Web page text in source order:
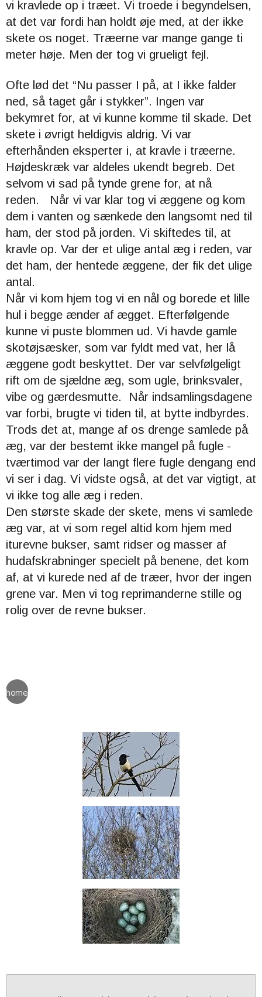
vi kravlede op i træet. Vi troede i begyndelsen,
at det var fordi han holdt øje med, at der ikke
skete os noget. Træerne var mange gange ti
meter høje. Men der tog vi grueligt fejl.
Ofte lød det “Nu passer I på, at I ikke falder
ned, så taget går i stykker”. Ingen var
bekymret for, at vi kunne komme til skade. Det
skete i øvrigt heldigvis aldrig. Vi var
efterhånden eksperter i, at kravle i træerne.
Højdeskræk var aldeles ukendt begreb. Det
selvom vi sad på tynde grene for, at nå
reden. Når vi var klar tog vi æggene og kom
dem i vanten og sænkede den langsomt ned til
ham, der stod på jorden. Vi skiftedes til, at
kravle op. Var der et ulige antal æg i reden, var
det ham, der hentede æggene, der fik det ulige
antal.
Når vi kom hjem tog vi en nål og borede et lille
hul i begge ænder af ægget. Efterfølgende
kunne vi puste blommen ud. Vi havde gamle
skotøjsæsker, som var fyldt med vat, her lå
æggene godt beskyttet. Der var selvfølgeligt
rift om de sjældne æg, som ugle, brinksvaler,
vibe og gærdesmutte. Når indsamlingsdagene
var forbi, brugte vi tiden til, at bytte indbyrdes.
Trods det at, mange af os drenge samlede på
æg, var der bestemt ikke mangel på fugle -
tværtimod var der langt flere fugle dengang end
vi ser i dag. Vi vidste også, at det var vigtigt, at
vi ikke tog alle æg i reden.
Den største skade der skete, mens vi samlede
æg var, at vi som regel altid kom hjem med
iturevne bukser, samt ridser og masser af
hudafskrabninger specielt på benene, det kom
af, at vi kurede ned af de træer, hvor der ingen
grene var. Men vi tog reprimanderne stille og
rolig over de revne bukser.
home